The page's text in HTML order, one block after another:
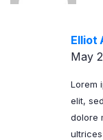
Elliot
May
Lorem
elit,
dolore